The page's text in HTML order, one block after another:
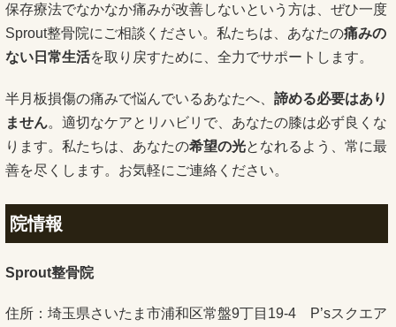
保存療法でなかなか痛みが改善しないという方は、ぜひ一度
Sprout整骨院にご相談ください。私たちは、あなたの痛みの
ない日常生活を取り戻すために、全力でサポートします。
半月板損傷の痛みで悩んでいるあなたへ、 諦める必要はあり
ません。適切なケアとリハビリで、あなたの膝は必ず良くな
ります。私たちは、あなたの希望の光となれるよう、常に最
善を尽くします。お気軽にご連絡ください。
院情報
Sprout整骨院
住所：埼玉県さいたま市浦和区常盤9丁目19-4 P’sスクエア